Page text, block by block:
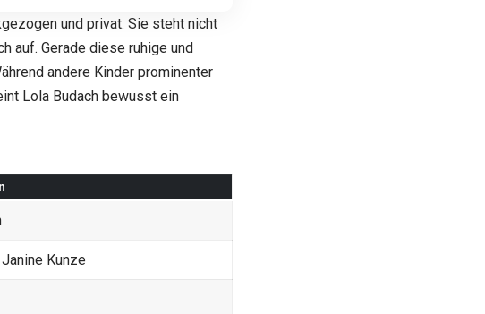
und privat. Sie steht nicht
auf. Gerade diese ruhige und
andere Kinder prominenter
Lola Budach bewusst ein
Kunze